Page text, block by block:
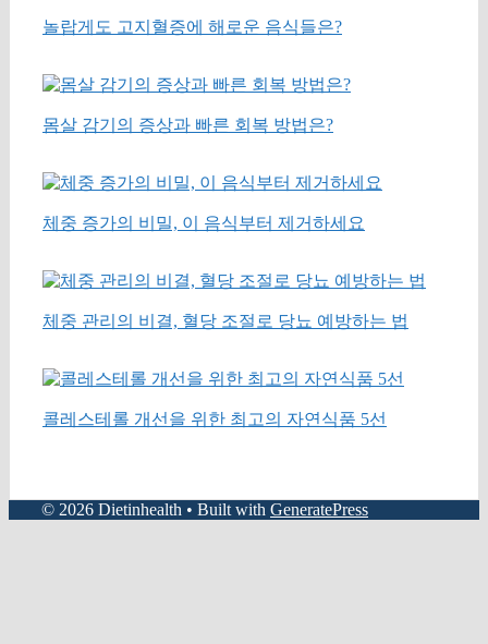
놀랍게도 고지혈증에 해로운 음식들은?
몸살 감기의 증상과 빠른 회복 방법은?
체중 증가의 비밀, 이 음식부터 제거하세요
체중 관리의 비결, 혈당 조절로 당뇨 예방하는 법
콜레스테롤 개선을 위한 최고의 자연식품 5선
© 2026 Dietinhealth • Built with GeneratePress